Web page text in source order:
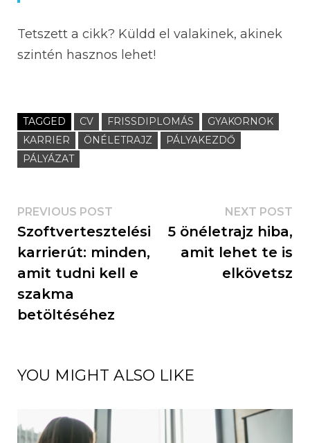
Tetszett a cikk? Küldd el valakinek, akinek
szintén hasznos lehet!
TAGGED CV FRISSDIPLOMÁS
GYAKORNOK
KARRIER
ÖNÉLETRAJZ
PÁLYAKEZDŐ
PÁLYÁZAT
PREVIOUS POST
Szoftvertesztelési
karrierút: minden,
amit tudni kell e
szakma
betöltéséhez
NEXT POST
5 önéletrajz hiba,
amit lehet te is
elkövetsz
YOU MIGHT ALSO LIKE